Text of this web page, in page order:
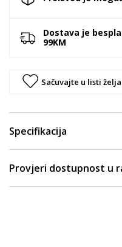
Dostava je
99KM
Sačuvajte u listi želja
Specifikacija
Provjeri dostupnost u